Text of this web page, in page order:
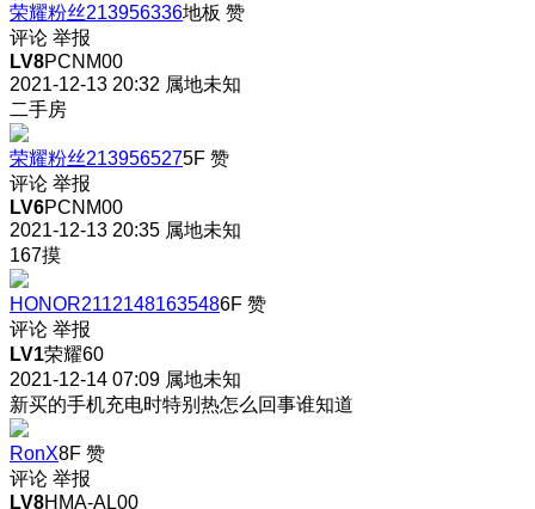
荣耀粉丝213956336地板 赞
评论 举报
LV8PCNM00
2021-12-13 20:32 属地未知
二手房
荣耀粉丝2139565275F 赞
评论 举报
LV6PCNM00
2021-12-13 20:35 属地未知
167摸
HONOR21121481635486F 赞
评论 举报
LV1荣耀60
2021-12-14 07:09 属地未知
新买的手机充电时特别热怎么回事谁知道
RonX8F 赞
评论 举报
LV8HMA-AL00